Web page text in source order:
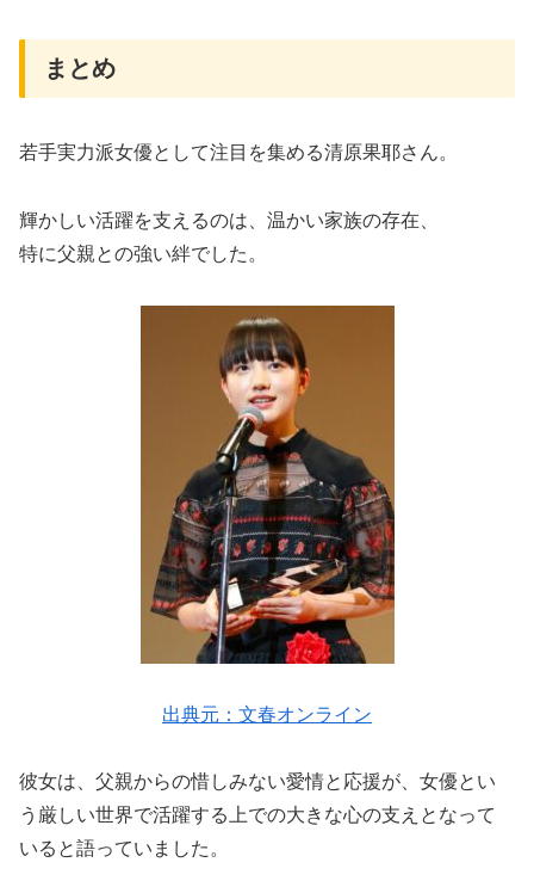
まとめ
若手実力派女優として注目を集める清原果耶さん。
輝かしい活躍を支えるのは、温かい家族の存在、
特に父親との強い絆でした。
出典元：文春オンライン
彼女は、父親からの惜しみない愛情と応援が、女優とい
う厳しい世界で活躍する上での大きな心の支えとなって
いると語っていました。